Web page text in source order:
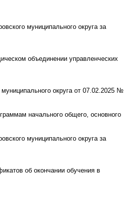
муниципального округа за
объединении управленческих
округа от 07.02.2025 №
начального общего, основного
муниципального округа за
об окончании обучения в